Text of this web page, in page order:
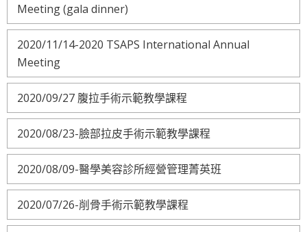
Meeting (gala dinner)
2020/11/14-2020 TSAPS International Annual
Meeting
2020/09/27 腹拉手術示範教學課程
2020/08/23-臉部拉皮手術示範教學課程
2020/08/09-醫學美容診所經營管理菁英班
2020/07/26-削骨手術示範教學課程